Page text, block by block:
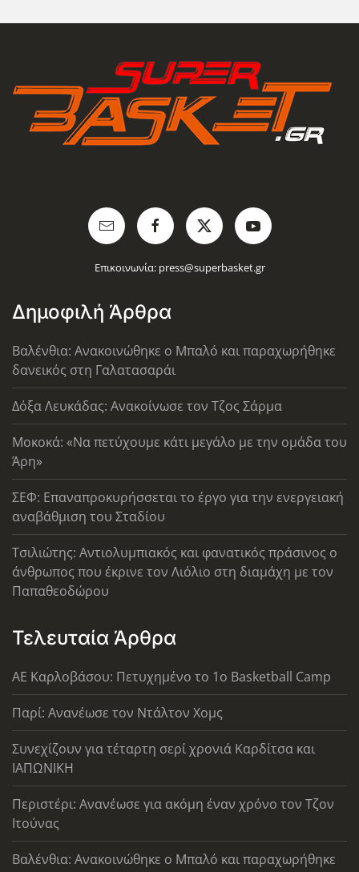
Επικοινωνία: press@superbasket.gr
Δημοφιλή Άρθρα
Βαλένθια: Ανακοινώθηκε ο Μπαλό και παραχωρήθηκε
δανεικός στη Γαλατασαράι
Δόξα Λευκάδας: Ανακοίνωσε τον Τζος Σάρμα
Μοκοκά: «Να πετύχουμε κάτι μεγάλο με την ομάδα του
Άρη»
ΣΕΦ: Επαναπροκυρήσσεται το έργο για την ενεργειακή
αναβάθμιση του Σταδίου
Τσιλιώτης: Αντιολυμπιακός και φανατικός πράσινος ο
άνθρωπος που έκρινε τον Λιόλιο στη διαμάχη με τον
Παπαθεοδώρου
Τελευταία Άρθρα
ΑΕ Καρλοβάσου: Πετυχημένο το 1ο Basketball Camp
Παρί: Ανανέωσε τον Ντάλτον Χομς
Συνεχίζουν για τέταρτη σερί χρονιά Καρδίτσα και
ΙΑΠΩΝΙΚΗ
Περιστέρι: Ανανέωσε για ακόμη έναν χρόνο τον Τζον
Ιτούνας
Βαλένθια: Ανακοινώθηκε ο Μπαλό και παραχωρήθηκε